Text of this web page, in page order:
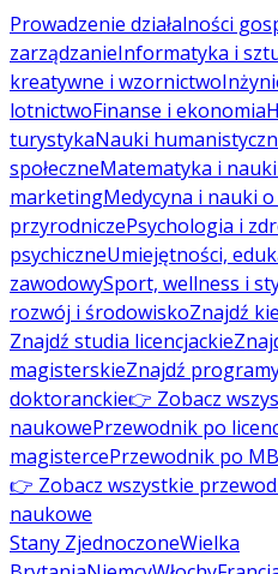
Prowadzenie działalności
zarządzanieInformatyka i
kreatywne i wzornictwo
lotnictwoFinanse i ekonomia
turystykaNauki
społeczneMatematyka i
marketingMedycyna i nauki
przyrodniczePsychologia i
psychiczneUmiejętności,
zawodowySport, wellness i
rozwój i środowiskoZnajdź
Znajdź studia licencjackie
magisterskieZnajdź
doktoranckie👉 Zobacz
naukowePrzewodnik po
magistercePrzewodnik po
👉 Zobacz wszystkie
naukowe
Stany ZjednoczoneWielka